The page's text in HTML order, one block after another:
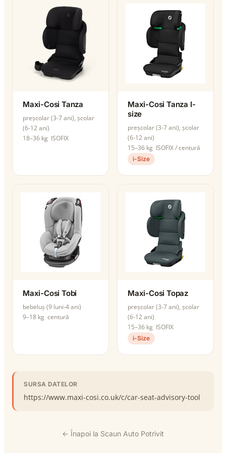
Maxi-Cosi Tanza
preșcolar (3-7 ani), școlar
(6-12 ani)
18–36 kg ISOFIX
Maxi-Cosi Tanza I-
size
preșcolar (3-7 ani), școlar
(6-12 ani)
15–36 kg ISOFIX / centură
i-Size
Maxi-Cosi Tobi
bebeluș (9 luni-4 ani)
9–18 kg centură
Maxi-Cosi Topaz
preșcolar (3-7 ani), școlar
(6-12 ani)
15–36 kg ISOFIX
i-Size
SURSA DATELOR
https://www.maxi-cosi.co.uk/c/car-seat-advisory-tool
← Înapoi la Scaun Auto Potrivit